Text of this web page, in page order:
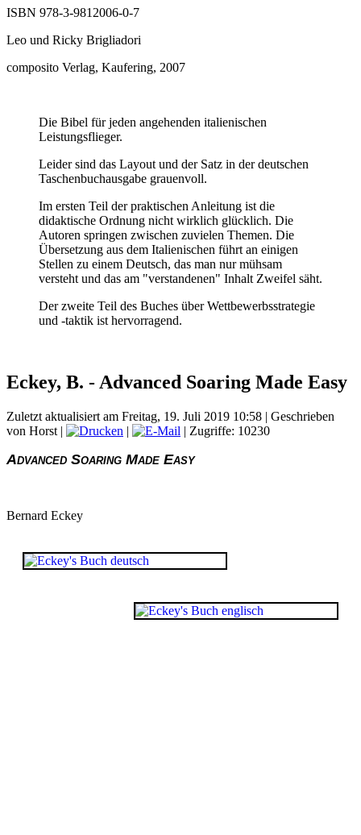
ISBN 978-3-9812006-0-7
Leo und Ricky Brigliadori
composito Verlag, Kaufering, 2007
Die Bibel für jeden angehenden italienischen
Leistungsflieger.
Leider sind das Layout und der Satz in der deutschen
Taschenbuchausgabe grauenvoll.
Im ersten Teil der praktischen Anleitung ist die
didaktische Ordnung nicht wirklich glücklich. Die
Autoren springen zwischen zuvielen Themen. Die
Übersetzung aus dem Italienischen führt an einigen
Stellen zu einem Deutsch, das man nur mühsam
versteht und das am "verstandenen" Inhalt Zweifel säht.
Der zweite Teil des Buches über Wettbewerbsstrategie
und -taktik ist hervorragend.
Eckey, B. - Advanced Soaring Made Easy
Zuletzt aktualisiert am Freitag, 19. Juli 2019 10:58 | Geschrieben
von Horst | | | Zugriffe: 10230
Advanced Soaring Made Easy
Bernard Eckey